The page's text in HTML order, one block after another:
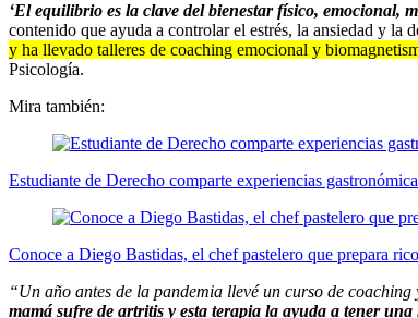
‘El equilibrio es la clave del bienestar físico, emocional,
contenido que ayuda a controlar el estrés, la ansiedad y la
y ha llevado talleres de coaching emocional y
Psicología.
Mira también:
Estudiante de Derecho comparte experiencias
Conoce a Diego Bastidas, el chef pastelero que prepara
“Un año antes de la pandemia llevé un curso de
mamá sufre de artritis y esta terapia la ayuda a tener